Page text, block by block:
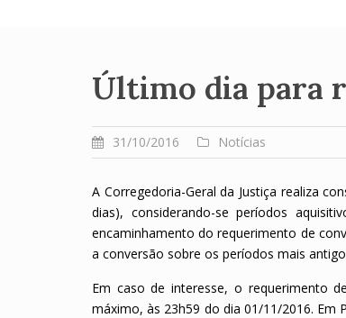
Último dia para
31/10/2016 Notícias
A Corregedoria-Geral da Justiça realiza
dias), considerando-se períodos
encaminhamento do requerimento de
a conversão sobre os períodos mais
Em caso de interesse, o requerimento
máximo, às 23h59 do dia 01/11/2016. Em